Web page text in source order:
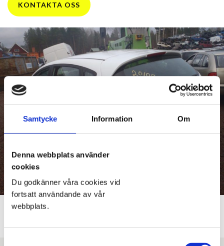
Samtycke Information Om
Denna webbplats använder
cookies
Du godkänner våra cookies vid
fortsatt användande av vår
webbplats.
KONTAKTA OSS